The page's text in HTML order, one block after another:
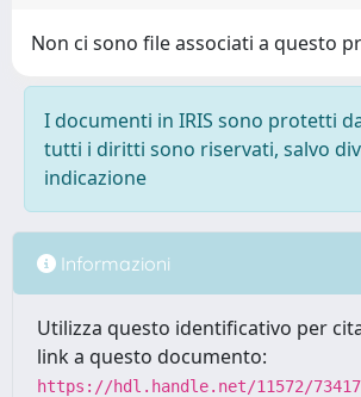
Non ci sono file associati a questo
I documenti in IRIS sono protetti
tutti i diritti sono riservati, salvo
indicazione
Informazioni
Utilizza questo identificativo per
link a questo documento:
https://hdl.handle.net/11572/73417